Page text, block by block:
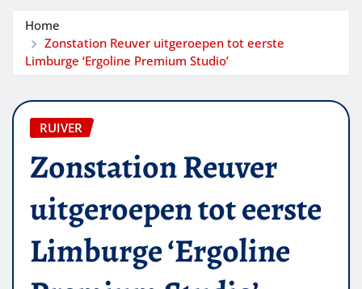
Home
Zonstation Reuver uitgeroepen tot eerste
Limburge ‘Ergoline Premium Studio’
RUIVER
Zonstation Reuver
uitgeroepen tot eerste
Limburge ‘Ergoline